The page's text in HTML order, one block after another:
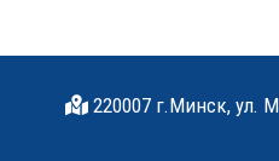
220007 г.Минск, ул.